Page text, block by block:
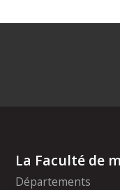
La Faculté de
Départements